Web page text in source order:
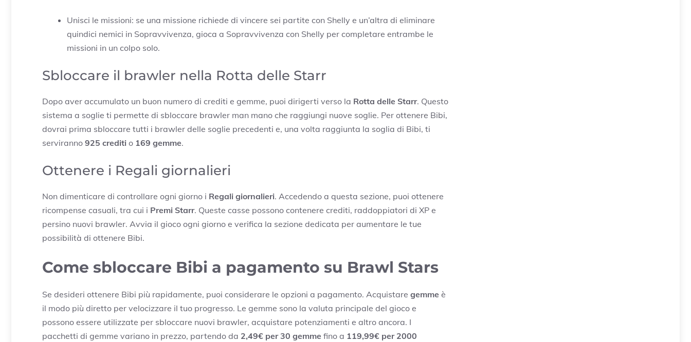
Unisci le missioni: se una missione richiede di vincere sei partite con Shelly e un’altra di eliminare
quindici nemici in Sopravvivenza, gioca a Sopravvivenza con Shelly per completare entrambe le
missioni in un colpo solo.
Sbloccare il brawler nella Rotta delle Starr
Dopo aver accumulato un buon numero di crediti e gemme, puoi dirigerti verso la Rotta delle Starr. Questo
sistema a soglie ti permette di sbloccare brawler man mano che raggiungi nuove soglie. Per ottenere Bibi,
dovrai prima sbloccare tutti i brawler delle soglie precedenti e, una volta raggiunta la soglia di Bibi, ti
serviranno 925 crediti o 169 gemme.
Ottenere i Regali giornalieri
Non dimenticare di controllare ogni giorno i Regali giornalieri. Accedendo a questa sezione, puoi ottenere
ricompense casuali, tra cui i Premi Starr. Queste casse possono contenere crediti, raddoppiatori di XP e
persino nuovi brawler. Avvia il gioco ogni giorno e verifica la sezione dedicata per aumentare le tue
possibilità di ottenere Bibi.
Come sbloccare Bibi a pagamento su Brawl Stars
Se desideri ottenere Bibi più rapidamente, puoi considerare le opzioni a pagamento. Acquistare gemme è
il modo più diretto per velocizzare il tuo progresso. Le gemme sono la valuta principale del gioco e
possono essere utilizzate per sbloccare nuovi brawler, acquistare potenziamenti e altro ancora. I
pacchetti di gemme variano in prezzo, partendo da 2,49€ per 30 gemme fino a 119,99€ per 2000